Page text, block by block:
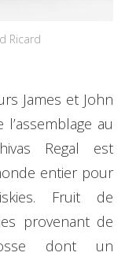
Ricard
James et John
au
Regal est
entier pour
Fruit de
provenant de
dont un